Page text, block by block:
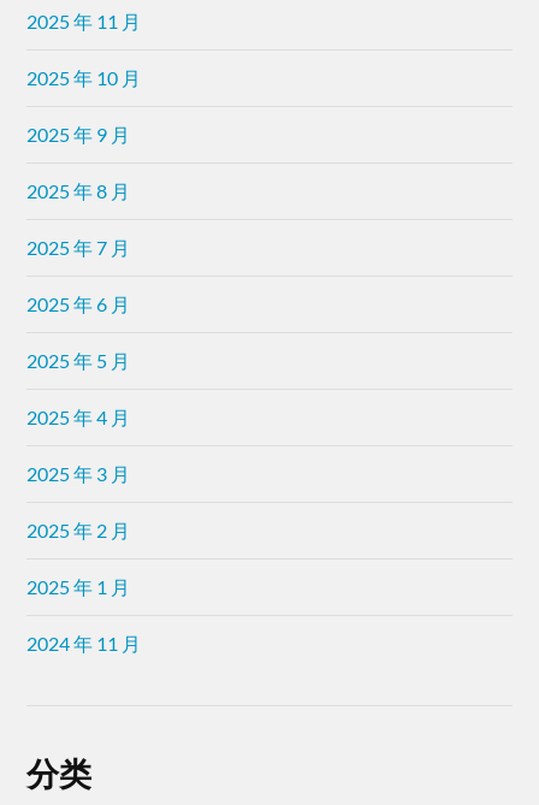
2025 年 11 月
2025 年 10 月
2025 年 9 月
2025 年 8 月
2025 年 7 月
2025 年 6 月
2025 年 5 月
2025 年 4 月
2025 年 3 月
2025 年 2 月
2025 年 1 月
2024 年 11 月
分类